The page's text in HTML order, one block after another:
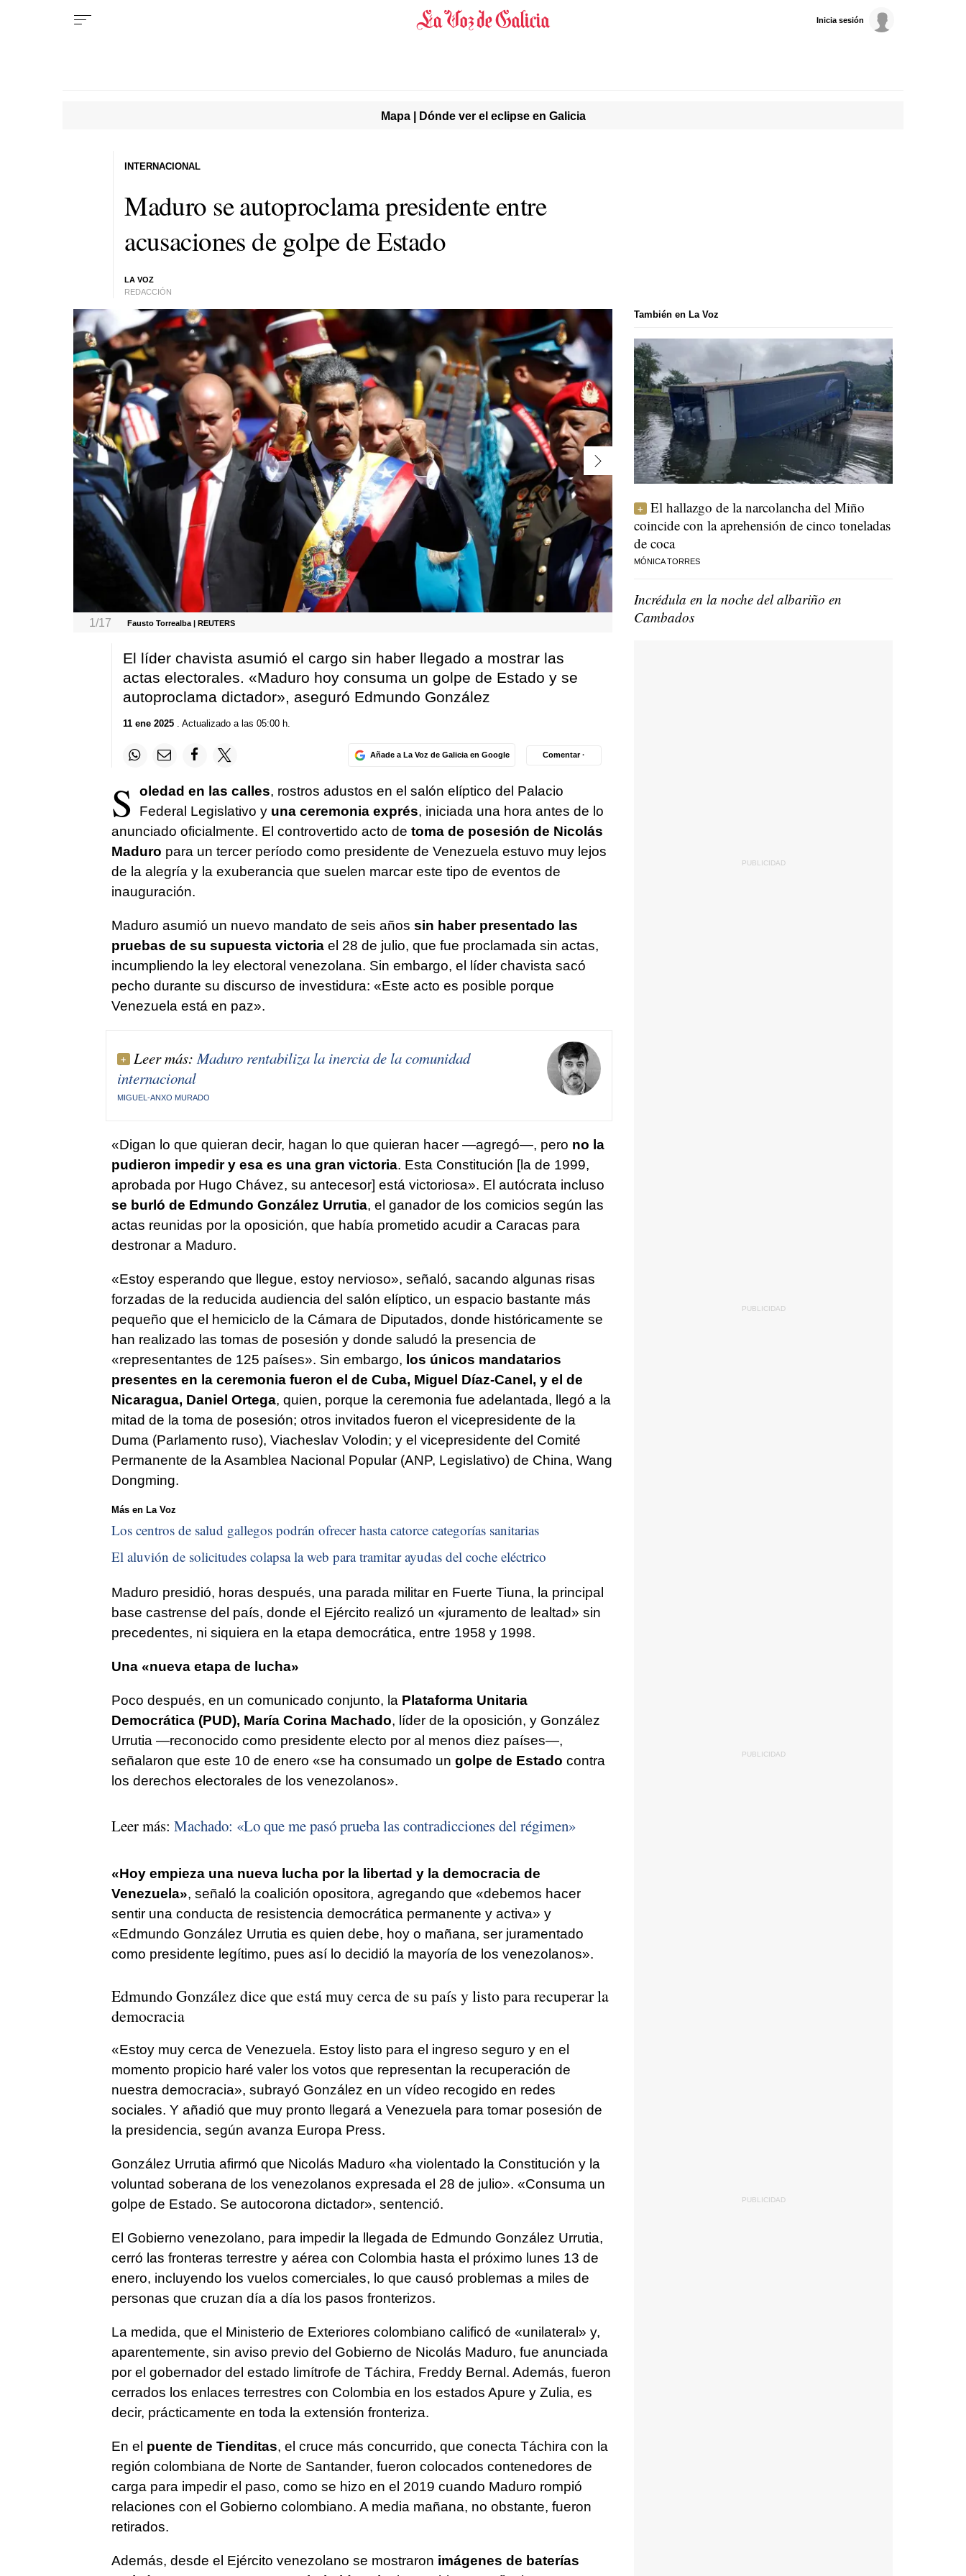
Inicia sesión
Mapa | Dónde ver el eclipse en Galicia
Maduro se autoproclama presidente entre
acusaciones de golpe de Estado
LA VOZ
REDACCIÓN
INTERNACIONAL
1/17 Fausto Torrealba | REUTERS
El líder chavista asumió el cargo sin haber llegado a mostrar las
actas electorales. «Maduro hoy consuma un golpe de Estado y se
autoproclama dictador», aseguró Edmundo González
11 ene 2025. Actualizado a las 05:00 h.
Añade a La Voz de Galicia en Google Comentar ·
S oledad en las calles, rostros adustos en el salón elíptico del Palacio
Federal Legislativo y una ceremonia exprés, iniciada una hora antes de lo
anunciado oficialmente. El controvertido acto de toma de posesión de Nicolás
Maduro para un tercer período como presidente de Venezuela estuvo muy lejos
de la alegría y la exuberancia que suelen marcar este tipo de eventos de
inauguración.
Maduro asumió un nuevo mandato de seis años sin haber presentado las
pruebas de su supuesta victoriael 28 de julio, que fue proclamada sin actas,
incumpliendo la ley electoral venezolana. Sin embargo, el líder chavista sacó
pecho durante su discurso de investidura: «Este acto es posible porque
Venezuela está en paz».
Leer más: Maduro rentabiliza la inercia de la comunidad
internacional
MIGUEL-ANXO MURADO
«Digan lo que quieran decir, hagan lo que quieran hacer —agregó—, pero no la
pudieron impedir y esa es una gran victoria. Esta Constitución [la de 1999,
aprobada por Hugo Chávez, su antecesor] está victoriosa». El autócrata incluso
se burló de Edmundo González Urrutia, el ganador de los comicios según las
actas reunidas por la oposición, que había prometido acudir a Caracas para
destronar a Maduro.
«Estoy esperando que llegue, estoy nervioso», señaló, sacando algunas risas
forzadas de la reducida audiencia del salón elíptico, un espacio bastante más
pequeño que el hemiciclo de la Cámara de Diputados, donde históricamente se
han realizado las tomas de posesión y donde saludó la presencia de
«representantes de 125 países». Sin embargo, los únicos mandatarios
presentes en la ceremonia fueron el de Cuba, Miguel Díaz-Canel, y el de
Nicaragua, Daniel Ortega, quien, porque la ceremonia fue adelantada, llegó a la
mitad de la toma de posesión; otros invitados fueron el vicepresidente de la
Duma (Parlamento ruso), Viacheslav Volodin; y el vicepresidente del Comité
Permanente de la Asamblea Nacional Popular (ANP, Legislativo) de China, Wang
Dongming.
Más en La Voz
Los centros de salud gallegos podrán ofrecer hasta catorce categorías sanitarias
El aluvión de solicitudes colapsa la web para tramitar ayudas del coche eléctrico
Maduro presidió, horas después, una parada militar en Fuerte Tiuna, la principal
base castrense del país, donde el Ejército realizó un «juramento de lealtad» sin
precedentes, ni siquiera en la etapa democrática, entre 1958 y 1998.
Una «nueva etapa de lucha»
Poco después, en un comunicado conjunto, la Plataforma Unitaria
Democrática (PUD), María Corina Machado, líder de la oposición, y González
Urrutia —reconocido como presidente electo por al menos diez países—,
señalaron que este 10 de enero «se ha consumado un golpe de Estado contra
los derechos electorales de los venezolanos».
Leer más: Machado: «Lo que me pasó prueba las contradicciones del régimen»
«Hoy empieza una nueva lucha por la libertad y la democracia de
Venezuela», señaló la coalición opositora, agregando que «debemos hacer
sentir una conducta de resistencia democrática permanente y activa» y
«Edmundo González Urrutia es quien debe, hoy o mañana, ser juramentado
como presidente legítimo, pues así lo decidió la mayoría de los venezolanos».
Edmundo González dice que está muy cerca de su país y listo para recuperar la
democracia
«Estoy muy cerca de Venezuela. Estoy listo para el ingreso seguro y en el
momento propicio haré valer los votos que representan la recuperación de
nuestra democracia», subrayó González en un vídeo recogido en redes
sociales. Y añadió que muy pronto llegará a Venezuela para tomar posesión de
la presidencia, según avanza Europa Press.
González Urrutia afirmó que Nicolás Maduro «ha violentado la Constitución y la
voluntad soberana de los venezolanos expresada el 28 de julio». «Consuma un
golpe de Estado. Se autocorona dictador», sentenció.
El Gobierno venezolano, para impedir la llegada de Edmundo González Urrutia,
cerró las fronteras terrestre y aérea con Colombia hasta el próximo lunes 13 de
enero, incluyendo los vuelos comerciales, lo que causó problemas a miles de
personas que cruzan día a día los pasos fronterizos.
La medida, que el Ministerio de Exteriores colombiano calificó de «unilateral» y,
aparentemente, sin aviso previo del Gobierno de Nicolás Maduro, fue anunciada
por el gobernador del estado limítrofe de Táchira, Freddy Bernal. Además, fueron
cerrados los enlaces terrestres con Colombia en los estados Apure y Zulia, es
decir, prácticamente en toda la extensión fronteriza.
En el puente de Tienditas, el cruce más concurrido, que conecta Táchira con la
región colombiana de Norte de Santander, fueron colocados contenedores de
carga para impedir el paso, como se hizo en el 2019 cuando Maduro rompió
relaciones con el Gobierno colombiano. A media mañana, no obstante, fueron
retirados.
Además, desde el Ejército venezolano se mostraron imágenes de baterías
También en La Voz
El hallazgo de la narcolancha del Miño
coincide con la aprehensión de cinco toneladas
de coca
MÓNICA TORRES
Incrédula en la noche del albariño en
Cambados